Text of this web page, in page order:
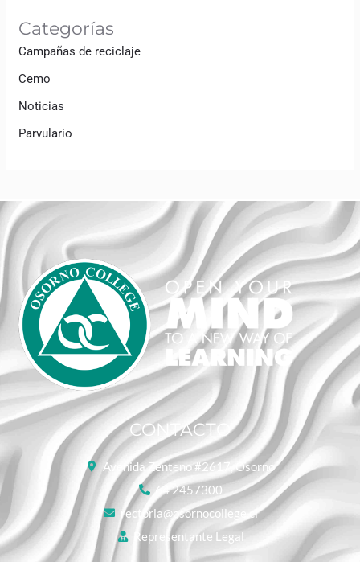
Categorías
Campañas de reciclaje
Cemo
Noticias
Parvulario
CONTACTO
Avenida Zenteno #2617, Osorno
64 2457300
rectoria@osornocollege.cl
Representante Legal